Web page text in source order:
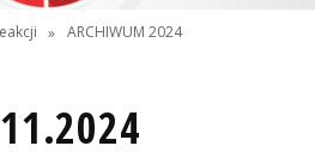
» ARCHIWUM 2024